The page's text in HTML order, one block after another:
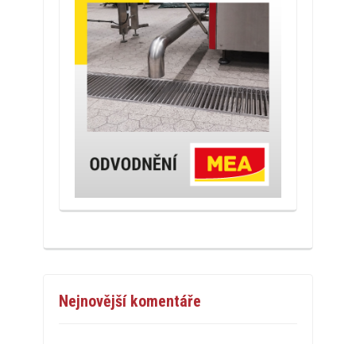
Nejnovější komentáře